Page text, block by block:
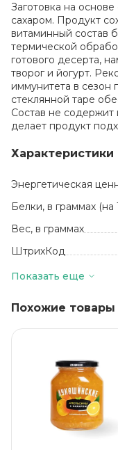
Заготовка на
сахаром. Продукт
витаминный состав
термической
готового десерта,
творог и йогурт.
иммунитета в сезон
стеклянной таре
Состав не содержит
делает продукт
Характеристики
Энергетическая
Белки, в граммах (на
Вес, в граммах
ШтрихКод
Артикул
Жиры, в граммах (на
Количество в
Срок годности
Температура
Углеводы, в граммах
Показать еще
Похожие товары